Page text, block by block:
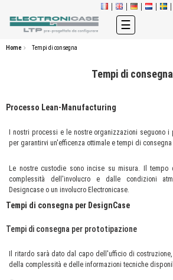
navigazione
Toggle
☰
Home Tempi di consegna
Tempi di consegna
Processo Lean-Manufacturing
I nostri processi e le nostre organizzazioni seguono
per garantirvi un'efficenza ottimale e tempi di
Le nostre custodie sono incise su misura. Il tempo
complessità dell'involucro e dalle condizioni
Designcase o un involucro Electronicase.
Tempi di consegna per DesignCase
Tempi di consegna per prototipazione
Il ritardo sarà dato dal capo dell'ufficio di
della complessità e delle informazioni tecniche